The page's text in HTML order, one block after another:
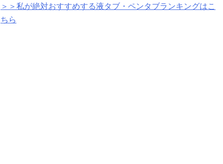
＞＞私が絶対おすすめする液タブ・ペンタブランキングはこ
ちら